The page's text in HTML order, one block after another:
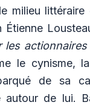
milieu
Étienne
les
le cynisme,
de sa
autour de lui.